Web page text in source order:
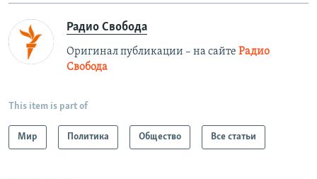
Радио Свобода
Оригинал публикации – на сайте Радио
Свобода
This item is part of
Мир Политика Общество Все статьи